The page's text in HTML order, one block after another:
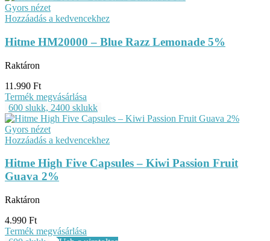
Gyors nézet
Hozzáadás a kedvencekhez
Hitme HM20000 – Blue Razz Lemonade 5%
Raktáron
11.990 Ft
Termék megvásárlása
600 slukk, 2400 sklukk
Gyors nézet
Hozzáadás a kedvencekhez
Hitme High Five Capsules – Kiwi Passion Fruit
Guava 2%
Raktáron
4.990 Ft
Termék megvásárlása